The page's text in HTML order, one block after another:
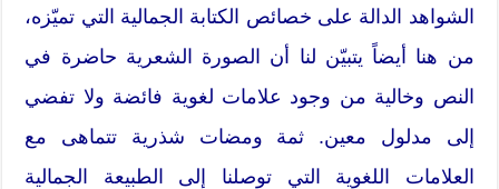
الشواهد الدالة على خصائص الكتابة الجمالية التي تميّزه،
من هنا أيضاً يتبيّن لنا أن الصورة الشعرية حاضرة في
النص وخالية من وجود علامات لغوية فائضة ولا تفضي
إلى مدلول معين. ثمة ومضات شذرية تتماهى مع
العلامات اللغوية التي توصلنا إلى الطبيعة الجمالية